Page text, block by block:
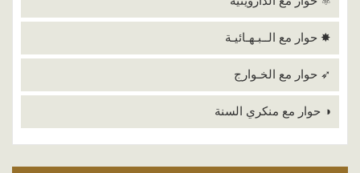
✸ حوار مع الــبـهـائيـة
➶ حوار مع الخـوارج
◑ حوار مع منكري السنة